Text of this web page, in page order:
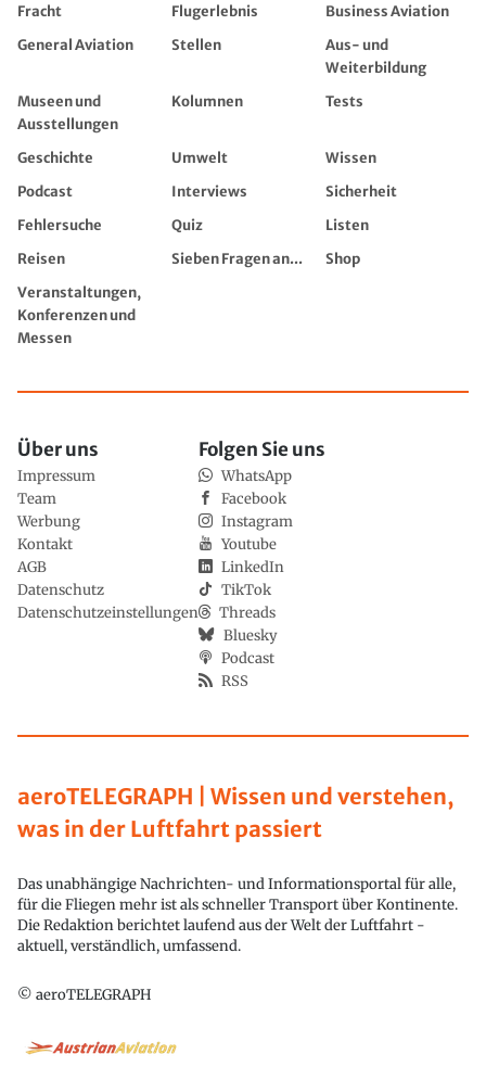
Fracht
Flugerlebnis
Business Aviation
General Aviation
Stellen
Aus- und
Weiterbildung
Museen und
Ausstellungen
Kolumnen Tests
Geschichte Umwelt
Wissen
Podcast
Interviews
Sicherheit
Fehlersuche
Quiz
Listen
Reisen
Sieben Fragen an...
Shop
Veranstaltungen,
Konferenzen und
Messen
aeroTELEGRAPH | Wissen und verstehen,
was in der Luftfahrt passiert
Das unabhängige Nachrichten- und Informationsportal für alle,
für die Fliegen mehr ist als schneller Transport über Kontinente.
Die Redaktion berichtet laufend aus der Welt der Luftfahrt -
aktuell, verständlich, umfassend.
© aeroTELEGRAPH
Über uns
Impressum
Team
Werbung
Kontakt
AGB
Datenschutz
Datenschutzeinstellungen
Folgen Sie uns
WhatsApp
Facebook
Instagram
Youtube
LinkedIn
TikTok
Threads
Bluesky
Podcast
RSS